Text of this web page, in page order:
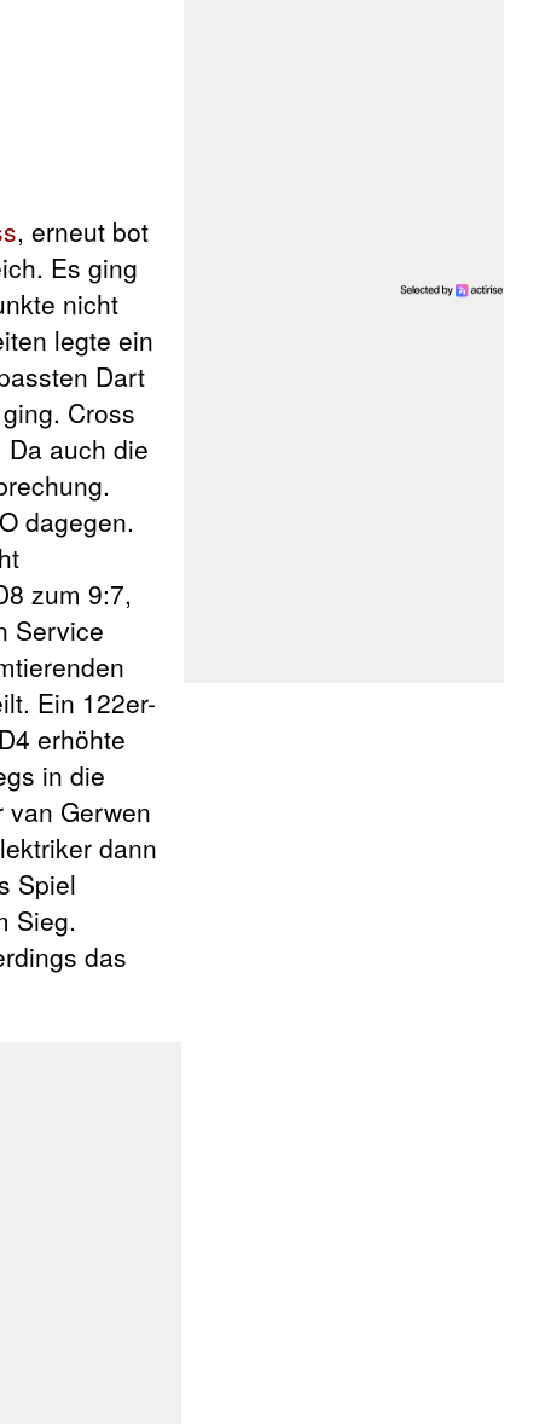
, erneut bot
Es ging
nicht
legte ein
Dart
Cross
auch die
dagegen.
zum 9:7,
Service
Ein 122er-
erhöhte
in die
van Gerwen
dann
Spiel
Sieg.
das